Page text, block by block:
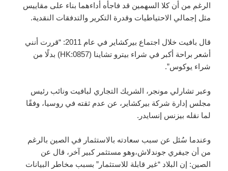
الرغم من أن كلا السهمين قد فاجأه أداءهما بناء على مقاييس
مثل إجمالي الاحتياطيات وقدرة التكرير والتدفقات النقدية.
قال بافيت خلال اجتماع بيركشاير في عام 2011: “قررت أنني
أشعر براحة أكبر في شراء بيترو تشاينا (HK:0857) بدلًا من
شراء يوكوس”.
وعبر تشارلي مونجر، الشريك التجاري لبافيت ونائب رئيس
مجلس إدارة شركة بيركشاير، عن عدم ثقته في روسيا، وفقًا
لما نقله بيزنس إنسايدر.
وعندما سُئل عن سبب سعادته بالاستثمار في الصين بالرغم
من أن جيفري جوندلاش،وهو مستثمر كبير آخر، قال عن
الصين: إن البلاد “غير قابلة للاستثمار” بسبب مخاطر البيانات